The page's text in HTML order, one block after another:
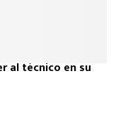
al técnico en su